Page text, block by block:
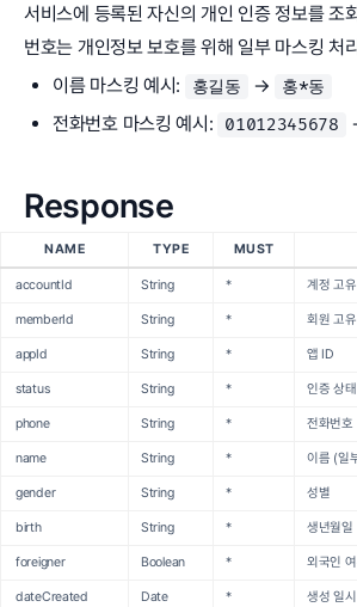
서비스에 등록된 자신의 개인 인증 정보를 조
번호는 개인정보 보호를 위해 일부 마스킹 처
이름 마스킹 예시:
홍길동 → 홍*동
전화번호 마스킹 예시: 01012345678
Response
NAME TYPE MUST
accountId String * 계정 고
memberId String * 회원 고
appId String * 앱 ID
status String * 인증 상
phone String * 전화번호
name String * 이름 (일
gender String * 성별
birth String * 생년월일
foreigner Boolean * 외국인
dateCreated Date * 생성 일